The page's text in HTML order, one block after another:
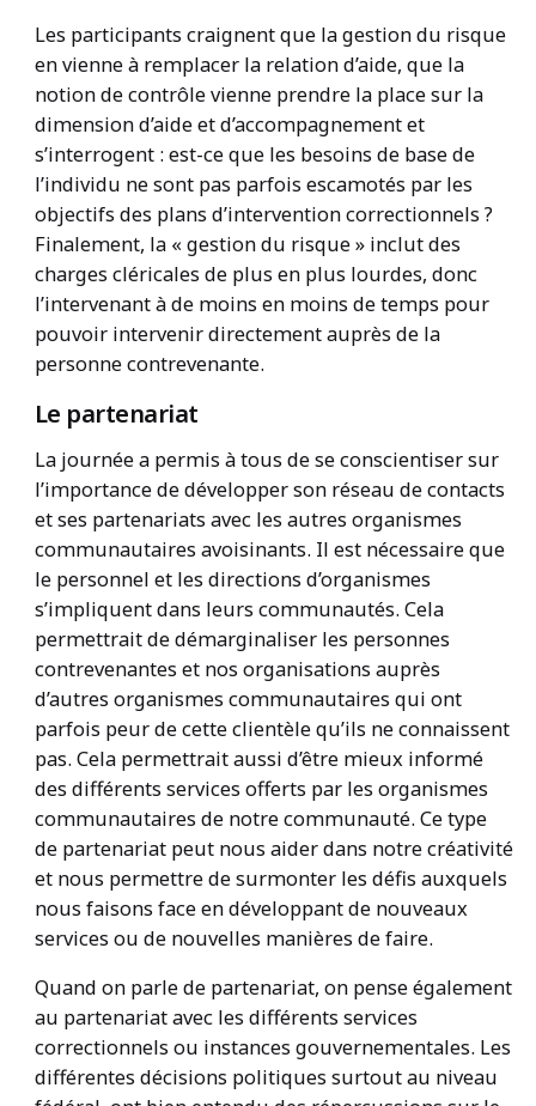
Les participants craignent que la gestion du risque
en vienne à remplacer la relation d’aide, que la
notion de contrôle vienne prendre la place sur la
dimension d’aide et d’accompagnement et
s’interrogent : est-ce que les besoins de base de
l’individu ne sont pas parfois escamotés par les
objectifs des plans d’intervention correctionnels ?
Finalement, la « gestion du risque » inclut des
charges cléricales de plus en plus lourdes, donc
l’intervenant à de moins en moins de temps pour
pouvoir intervenir directement auprès de la
personne contrevenante.
Le partenariat
La journée a permis à tous de se conscientiser sur
l’importance de développer son réseau de contacts
et ses partenariats avec les autres organismes
communautaires avoisinants. Il est nécessaire que
le personnel et les directions d’organismes
s’impliquent dans leurs communautés. Cela
permettrait de démarginaliser les personnes
contrevenantes et nos organisations auprès
d’autres organismes communautaires qui ont
parfois peur de cette clientèle qu’ils ne connaissent
pas. Cela permettrait aussi d’être mieux informé
des différents services offerts par les organismes
communautaires de notre communauté. Ce type
de partenariat peut nous aider dans notre créativité
et nous permettre de surmonter les défis auxquels
nous faisons face en développant de nouveaux
services ou de nouvelles manières de faire.
Quand on parle de partenariat, on pense également
au partenariat avec les différents services
correctionnels ou instances gouvernementales. Les
différentes décisions politiques surtout au niveau